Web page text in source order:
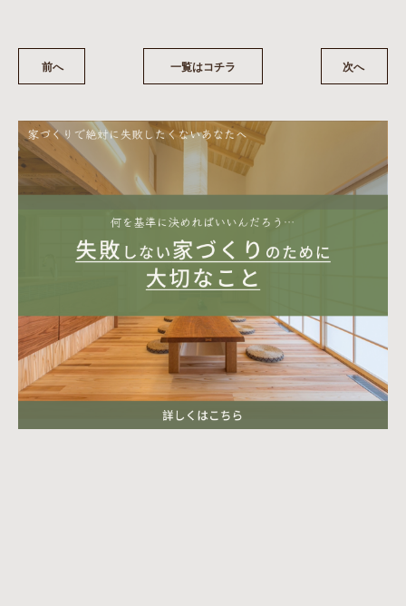
前へ 一覧はコチラ 次へ